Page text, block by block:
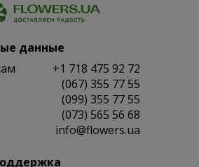
данные
+1 718 475 92 72
(067) 355 77 55
(099) 355 77 55
(073) 565 56 68
info@flowers.ua